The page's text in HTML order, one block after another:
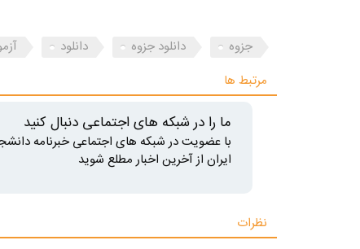
جزوه دانلود جزوه دانلود
مرتبط ها
ما را در شبکه های اجتماعی دنبال کنید
با عضویت در شبکه های اجتماعی خبرنامه
ایران از آخرین اخبار مطلع شوید
نظرات